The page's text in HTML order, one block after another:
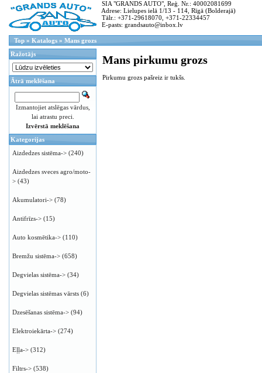
SIA "GRANDS AUTO", Reģ. Nr.: 40002081699
Adrese: Lielupes ielā 1/13 - 114, Rīgā (Bolderajā)
Tālr.: +371-29618070, +371-22334457
E-pasts: grandsauto@inbox.lv
Top » Katalogs » Mans grozs
Mans pirkumu grozs
Pirkumu grozs pašreiz ir tukšs.
Ražotājs
Ātrā meklēšana
Izmantojiet atslēgas vārdus,
lai atrastu preci.
Izvērstā meklēšana
Kategorijas
Aizdedzes sistēma-> (240)
Aizdedzes sveces agro/moto-
> (43)
Akumulatori-> (78)
Antifrīzs-> (15)
Auto kosmētika-> (110)
Bremžu sistēma-> (658)
Degvielas sistēma-> (34)
Degvielas sistēmas vārsts (6)
Dzesēšanas sistēma-> (94)
Elektroiekārta-> (274)
Eļļa-> (312)
Filtrs-> (538)